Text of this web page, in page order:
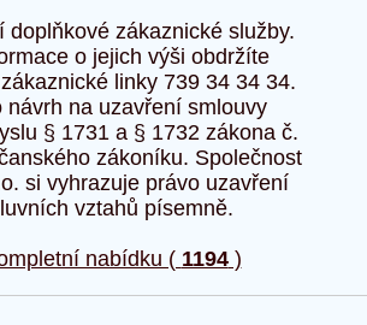
doplňkové zákaznické služby.
o jejich výši obdržíte
linky 739 34 34 34.
návrh na uzavření smlouvy
§ 1731 a § 1732 zákona č.
zákoníku. Společnost
si vyhrazuje právo uzavření
vztahů písemně.
nabídku ( 1194)